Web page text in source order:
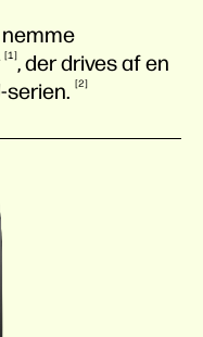
1 , der drives af en
serien. 2